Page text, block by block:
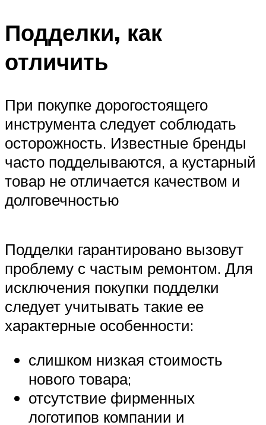
Подделки, как
отличить
При покупке дорогостоящего
инструмента следует соблюдать
осторожность. Известные бренды
часто подделываются, а кустарный
товар не отличается качеством и
долговечностью
Подделки гарантировано вызовут
проблему с частым ремонтом. Для
исключения покупки подделки
следует учитывать такие ее
характерные особенности:
слишком низкая стоимость
нового товара;
отсутствие фирменных
логотипов компании и